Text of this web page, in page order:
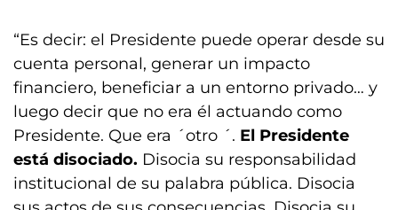
“Es decir: el Presidente puede operar desde su
cuenta personal, generar un impacto
financiero, beneficiar a un entorno privado… y
luego decir que no era él actuando como
Presidente. Que era ´otro ´. El Presidente
está disociado. Disocia su responsabilidad
institucional de su palabra pública. Disocia